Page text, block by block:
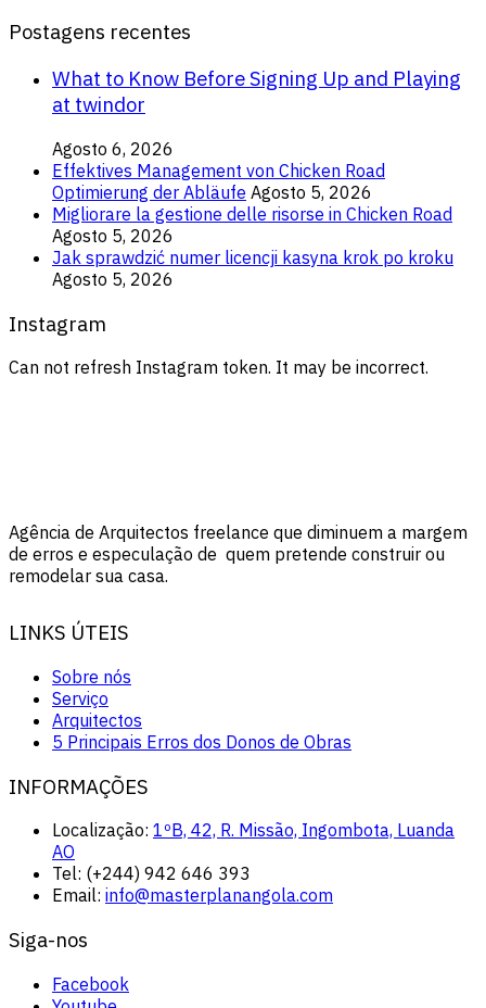
Postagens recentes
What to Know Before Signing Up and Playing
at twindor
Agosto 6, 2026
Effektives Management von Chicken Road
Optimierung der Abläufe Agosto 5, 2026
Migliorare la gestione delle risorse in Chicken Road
Agosto 5, 2026
Jak sprawdzić numer licencji kasyna krok po kroku
Agosto 5, 2026
Instagram
Can not refresh Instagram token. It may be incorrect.
Agência de Arquitectos freelance que diminuem a margem
de erros e especulação de quem pretende construir ou
remodelar sua casa.
LINKS ÚTEIS
Sobre nós
Serviço
Arquitectos
5 Principais Erros dos Donos de Obras
INFORMAÇÕES
Localização: 1ºB, 42, R. Missão, Ingombota, Luanda
AO
Tel: (+244) 942 646 393
Email: info@masterplanangola.com
Siga-nos
Facebook